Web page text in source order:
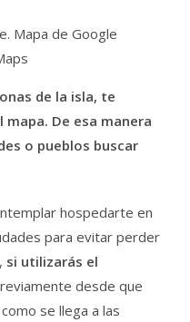
de la isla, te
De esa manera
o pueblos buscar
hospedarte en
para evitar perder
si utilizarás el
desde que
se llega a las